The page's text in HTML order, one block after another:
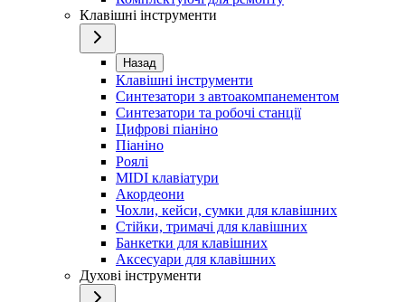
Клавішні інструменти
Назад
Клавішні інструменти
Синтезатори з автоакомпанементом
Синтезатори та робочі станції
Цифрові піаніно
Піаніно
Роялі
MIDI клавіатури
Акордеони
Чохли, кейси, сумки для клавішних
Стійки, тримачі для клавішних
Банкетки для клавішних
Аксесуари для клавішних
Духові інструменти